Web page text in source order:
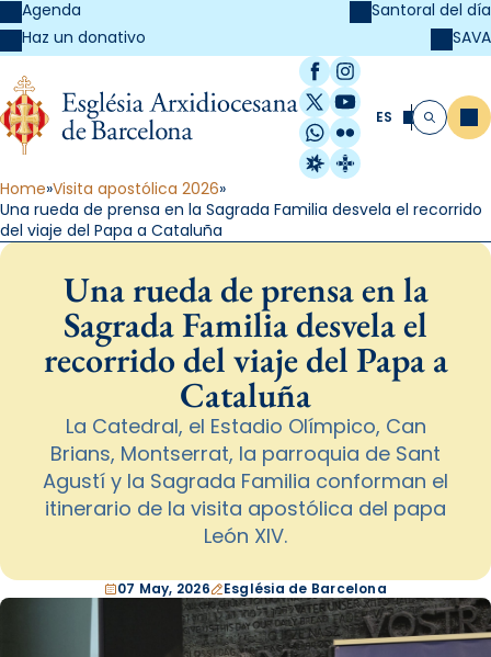
Agenda
Haz un donativo
Santoral del día
SAVA
Facebook
Instagram
X / Twitter
YouTube
WhatsApp
Flickr
Radio Estel
Catalunya
ES Buscar
Home Visita apostólica 2026
Una rueda de prensa en la Sagrada Familia desvela el recorrido
del viaje del Papa a Cataluña
Una rueda de prensa en la
Sagrada Familia desvela el
recorrido del viaje del Papa a
Cataluña
La Catedral, el Estadio Olímpico, Can
Brians, Montserrat, la parroquia de Sant
Agustí y la Sagrada Familia conforman el
itinerario de la visita apostólica del papa
León XIV.
07 May, 2026 Església de Barcelona